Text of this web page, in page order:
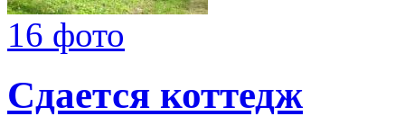
16 фото
Сдается коттедж